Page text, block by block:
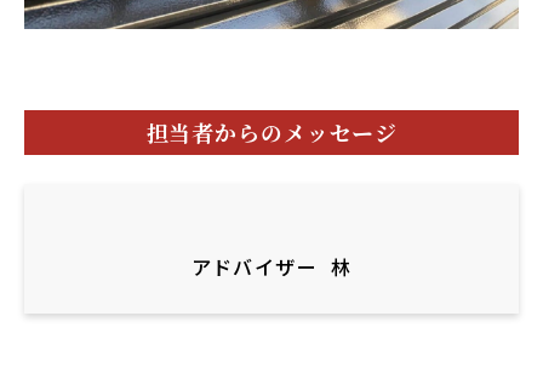
担当者からのメッセージ
アドバイザー 林